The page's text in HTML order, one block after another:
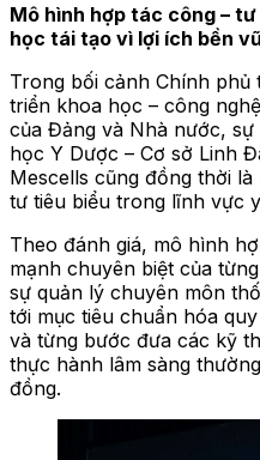
Mô hình hợp tác công –
học tái tạo vì lợi ích bền
Trong bối cảnh Chính
triển khoa học – công
của Đảng và Nhà nước,
học Y Dược – Cơ sở Linh
Mescells cũng đồng thời
tư tiêu biểu trong lĩnh vực
Theo đánh giá, mô hình
mạnh chuyên biệt của
sự quản lý chuyên môn
tới mục tiêu chuẩn hóa
và từng bước đưa các kỹ
thực hành lâm sàng
đồng.